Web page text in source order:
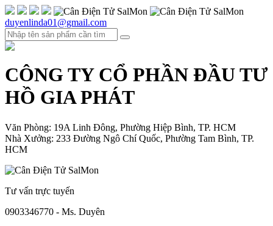
duyenlinda01@gmail.com
CÔNG TY CỔ PHẦN ĐẦU TƯ
HỒ GIA PHÁT
Văn Phòng: 19A Linh Đông, Phường Hiệp Bình, TP. HCM
Nhà Xưởng: 233 Đường Ngô Chí Quốc, Phường Tam Bình, TP.
HCM
Tư vấn trực tuyến
0903346770 - Ms. Duyên